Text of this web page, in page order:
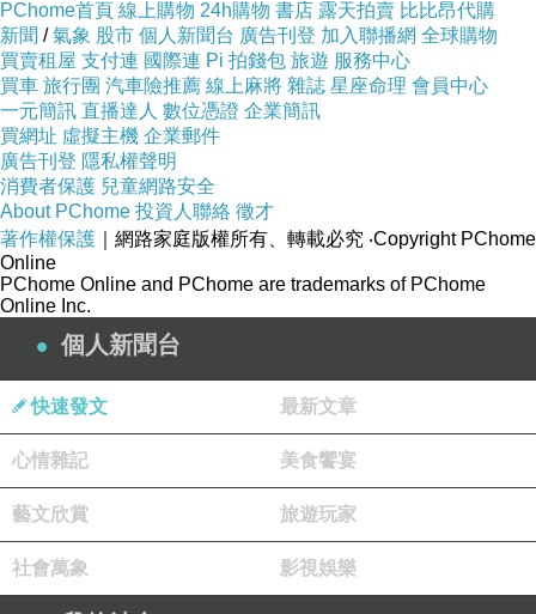
連路標也充滿藝術感。
PChome首頁 線上購物 24h購物 書店 露天拍賣 比比昂代購
新聞 /氣象 股市 個人新聞台 廣告刊登 加入聯播網 全球購物
買賣租屋 支付連 國際連 Pi 拍錢包 旅遊 服務中心
買車 旅行團 汽車險推薦 線上麻將 雜誌 星座命理 會員中心
一元簡訊 直播達人 數位憑證 企業簡訊
買網址 虛擬主機 企業郵件
廣告刊登 隱私權聲明
消費者保護 兒童網路安全
About PChome 投資人聯絡 徵才
著作權保護 ｜網路家庭版權所有、轉載必究 ‧Copyright PChome
Online
PChome Online and PChome are trademarks of PChome
Online Inc.
個人新聞台
快速發文 最新文章
心情雜記 美食饗宴
藝文欣賞 旅遊玩家
社會萬象 影視娛樂